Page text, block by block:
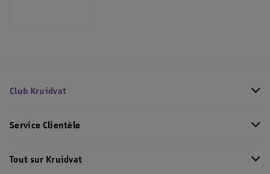
Club Kruidvat
Service Clientèle
Tout sur Kruidvat